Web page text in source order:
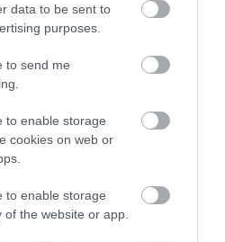
data to be sent to
purposes.
to send me
to enable storage
cookies on web or
to enable storage
the website or app.
τη συστηματική
την καινοτομία
αυξανόμενη
ελληνικών
αγορές, αλλά και
πολλών